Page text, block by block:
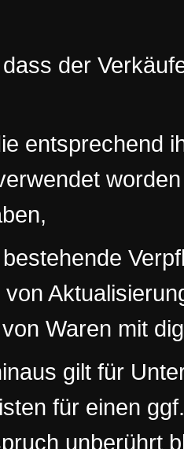
der
entsprechend
Waren mit
gilt für
für einen
unberührt